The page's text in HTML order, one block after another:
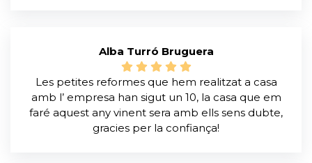
Alba Turró Bruguera
Les petites reformes que hem realitzat a casa
amb l’ empresa han sigut un 10, la casa que em
faré aquest any vinent sera amb ells sens dubte,
gracies per la confiança!